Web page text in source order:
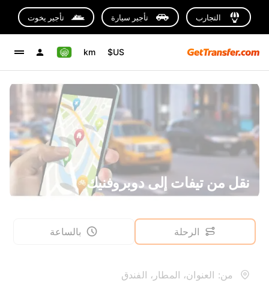
التجارب تأجير سيارة تأجير يخوت
US$
km
نقل من تيفات إلى دوبروفنيك
الرحلة بالساعة
من: العنوان، المطار، الفندق